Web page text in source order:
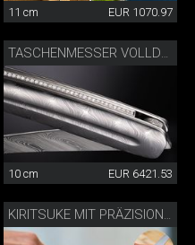
11 cm EUR 1070.97
10 cm EUR 6421.53
KIRITSUKE MIT PRÄZISIONSMESSERSCHÄRFER